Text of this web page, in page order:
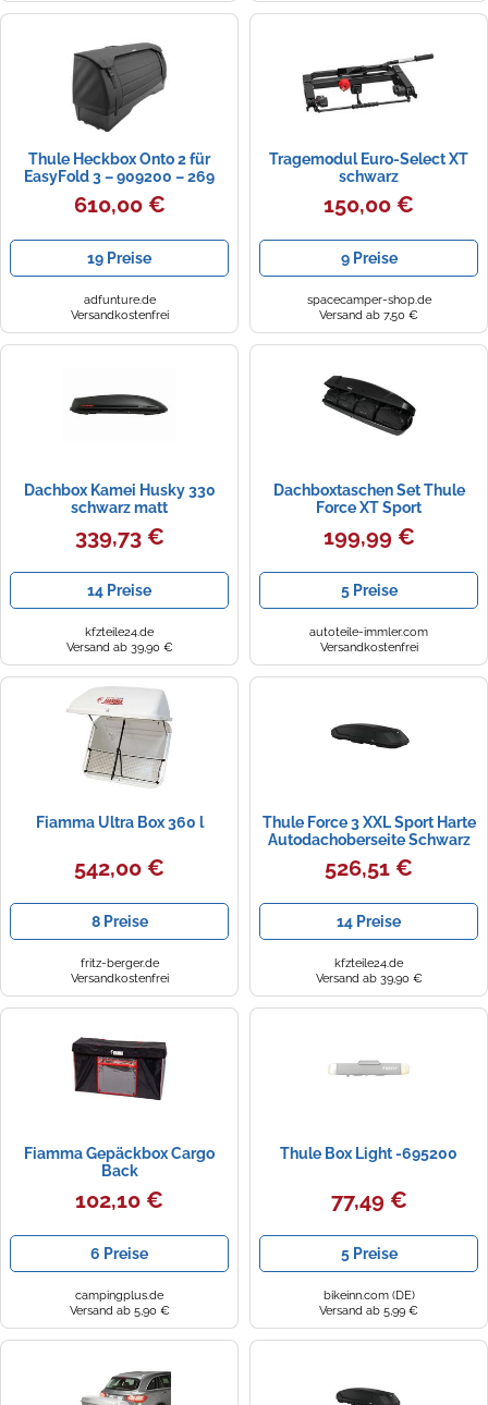
Ölfilter
Navi Taschen
Navi-Zubehör
Navigationsgeräte
Navigationssoftware
Powercaps
Winterreifen
Thule Heckbox Onto 2 für
EasyFold 3 – 909200 – 269
610,00 €
19 Preise
adfunture.de
Versandkostenfrei
Tragemodul Euro-Select XT
schwarz
150,00 €
9 Preise
spacecamper-shop.de
Versand ab 7,50 €
Dachbox Kamei Husky 330
schwarz matt
339,73 €
14 Preise
kfzteile24.de
Versand ab 39,90 €
Dachboxtaschen Set Thule
Force XT Sport
199,99 €
5 Preise
autoteile-immler.com
Versandkostenfrei
Fiamma Ultra Box 360 l
542,00 €
8 Preise
fritz-berger.de
Versandkostenfrei
Thule Force 3 XXL Sport Harte
Autodachoberseite Schwarz
526,51 €
14 Preise
kfzteile24.de
Versand ab 39,90 €
Fiamma Gepäckbox Cargo
Back
102,10 €
6 Preise
campingplus.de
Versand ab 5,90 €
Thule Box Light -695200
77,49 €
5 Preise
bikeinn.com (DE)
Versand ab 5,99 €